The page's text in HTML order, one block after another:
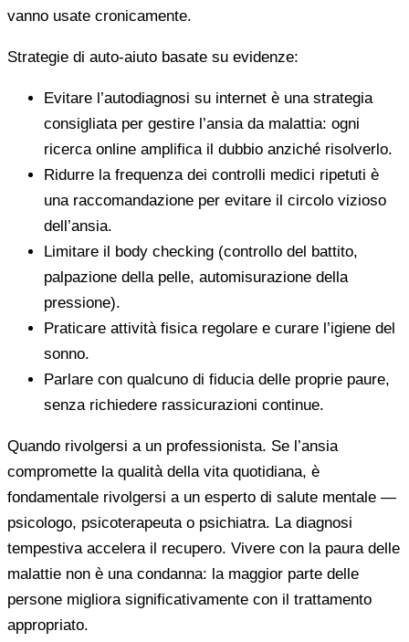
vanno usate cronicamente.
Strategie di auto-aiuto basate su evidenze:
Evitare l’autodiagnosi su internet è una strategia
consigliata per gestire l’ansia da malattia: ogni
ricerca online amplifica il dubbio anziché risolverlo.
Ridurre la frequenza dei controlli medici ripetuti è
una raccomandazione per evitare il circolo vizioso
dell’ansia.
Limitare il body checking (controllo del battito,
palpazione della pelle, automisurazione della
pressione).
Praticare attività fisica regolare e curare l’igiene del
sonno.
Parlare con qualcuno di fiducia delle proprie paure,
senza richiedere rassicurazioni continue.
Quando rivolgersi a un professionista. Se l’ansia
compromette la qualità della vita quotidiana, è
fondamentale rivolgersi a un esperto di salute mentale —
psicologo, psicoterapeuta o psichiatra. La diagnosi
tempestiva accelera il recupero. Vivere con la paura delle
malattie non è una condanna: la maggior parte delle
persone migliora significativamente con il trattamento
appropriato.